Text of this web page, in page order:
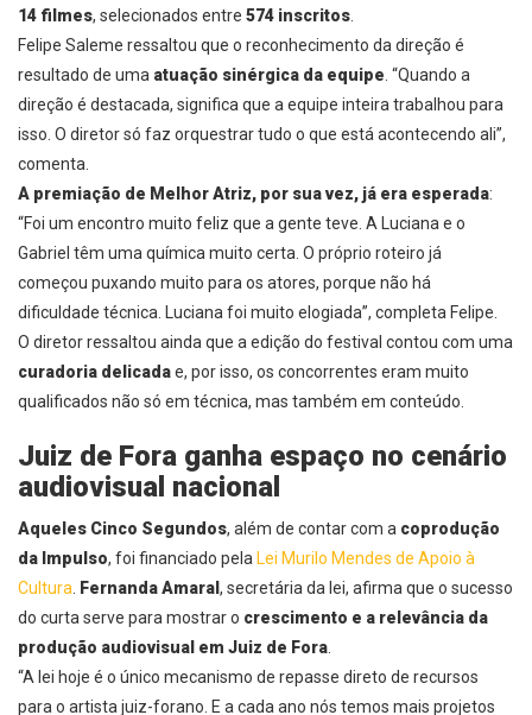
14 filmes, selecionados entre 574 inscritos.
Felipe Saleme ressaltou que o reconhecimento da direção é
resultado de uma atuação sinérgica da equipe. “Quando a
direção é destacada, significa que a equipe inteira trabalhou para
isso. O diretor só faz orquestrar tudo o que está acontecendo ali”,
comenta.
A premiação de Melhor Atriz, por sua vez, já era esperada:
“Foi um encontro muito feliz que a gente teve. A Luciana e o
Gabriel têm uma química muito certa. O próprio roteiro já
começou puxando muito para os atores, porque não há
dificuldade técnica. Luciana foi muito elogiada”, completa Felipe.
O diretor ressaltou ainda que a edição do festival contou com uma
curadoria delicadae, por isso, os concorrentes eram muito
qualificados não só em técnica, mas também em conteúdo.
Juiz de Fora ganha espaço no cenário
audiovisual nacional
Aqueles Cinco Segundos, além de contar com a coprodução
da Impulso, foi financiado pela Lei Murilo Mendes de Apoio à
Cultura. Fernanda Amaral , secretária da lei, afirma que o sucesso
do curta serve para mostrar o crescimento e a relevância da
produção audiovisual em Juiz de Fora.
“A lei hoje é o único mecanismo de repasse direto de recursos
para o artista juiz-forano. E a cada ano nós temos mais projetos